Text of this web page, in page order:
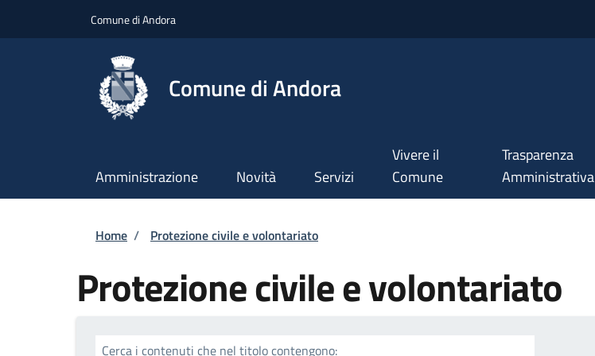
Comune di Andora
Comune di Andora
Amministrazione Novità Servizi
Vivere il
Comune
Trasparenza
Amministrativa
Briciole di pane
Home / Protezione civile e volontariato
Protezione civile e volontariato
Cerca i contenuti che nel titolo contengono: